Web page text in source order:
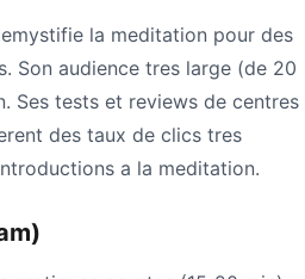
la meditation pour des
Son audience tres large (de 20
Ses tests et reviews de centres
des taux de clics tres
a la meditation.